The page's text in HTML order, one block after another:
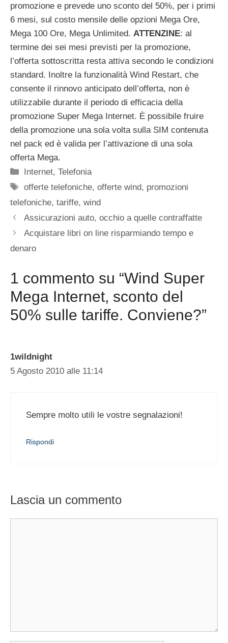
promozione e prevede uno sconto del 50%, per i primi
6 mesi, sul costo mensile delle opzioni Mega Ore,
Mega 100 Ore, Mega Unlimited. ATTENZINE: al
termine dei sei mesi previsti per la promozione,
l’offerta sottoscritta resta attiva secondo le condizioni
standard. Inoltre la funzionalità Wind Restart, che
consente il rinnovo anticipato dell’offerta, non è
utilizzabile durante il periodo di efficacia della
promozione Super Mega Internet. È possibile fruire
della promozione una sola volta sulla SIM contenuta
nel pack ed è valida per l’attivazione di una sola
offerta Mega.
Categorie
Internet,Telefonia
Tag
offerte telefoniche,offerte wind, promozioni
telefoniche, tariffe, wind
Assicurazioni auto, occhio a quelle contraffatte
Acquistare libri on line risparmiando tempo e
denaro
1 commento su “Wind Super
Mega Internet, sconto del
50% sulle tariffe. Conviene?”
1wildnight
5 Agosto 2010 alle 11:14
Sempre molto utili le vostre segnalazioni!
Rispondi
Lascia un commento